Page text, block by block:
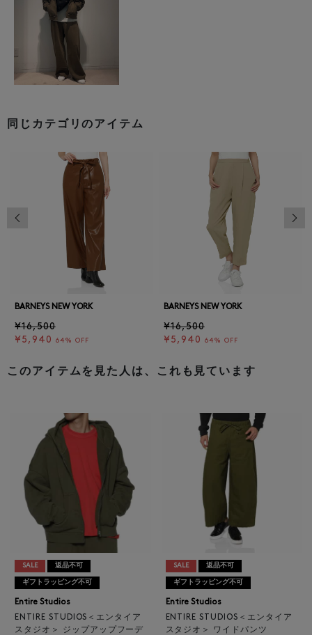
同じカテゴリのアイテム
BARNEYS NEW YORK
¥16,500
¥5,940
64% OFF
BARNEYS NEW YORK
¥16,500
¥5,940
64% OFF
前の画像
このアイテムを見た人は、これも見ています
SALE 返品不可
ギフトラッピング不可
Entire Studios
ENTIRE STUDIOS＜エンタイア
スタジオ＞ ジップアップフーデ
SALE 返品不可
ギフトラッピング不可
Entire Studios
ENTIRE STUDIOS＜エンタイア
スタジオ＞ ワイドパンツ